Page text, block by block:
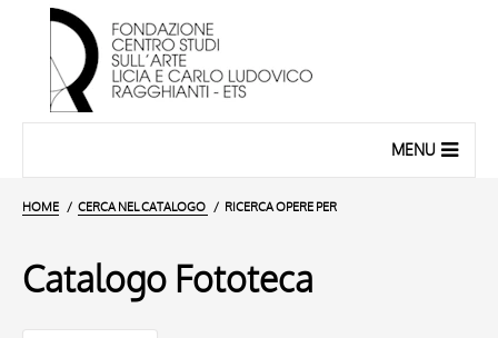
MENU
HOME CERCA NEL CATALOGO RICERCA OPERE PER
Catalogo Fototeca